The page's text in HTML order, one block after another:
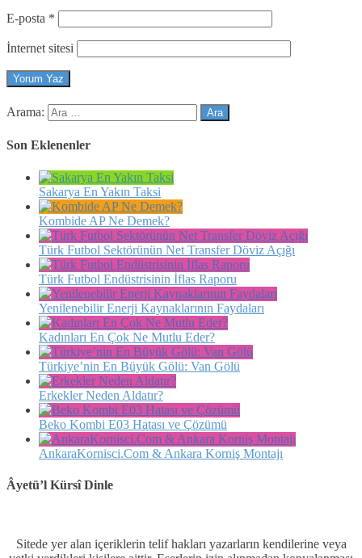
E-posta *
İnternet sitesi
Arama:
Son Eklenenler
Sakarya En Yakın Taksi
Kombide AP Ne Demek?
Türk Futbol Sektörünün Net Transfer Döviz Açığı
Türk Futbol Endüstrisinin İflas Raporu
Yenilenebilir Enerji Kaynaklarının Faydaları
Kadınları En Çok Ne Mutlu Eder?
Türkiye’nin En Büyük Gölü: Van Gölü
Erkekler Neden Aldatır?
Beko Kombi E03 Hatası ve Çözümü
AnkaraKornisci.Com & Ankara Korniş Montajı
Âyetü’l Kürsî Dinle
Sitede yer alan içeriklerin telif hakları yazarların kendilerine veya